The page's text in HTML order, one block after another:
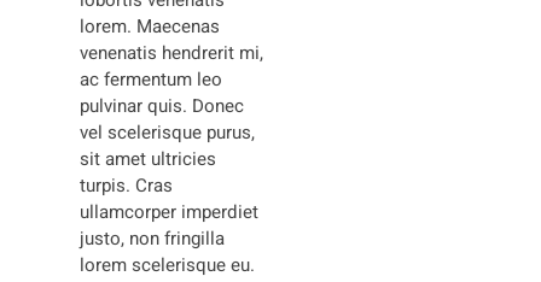
lorem. Maecenas
venenatis hendrerit mi,
ac fermentum leo
pulvinar quis. Donec
vel scelerisque purus,
sit amet ultricies
turpis. Cras
ullamcorper imperdiet
justo, non fringilla
lorem scelerisque eu.